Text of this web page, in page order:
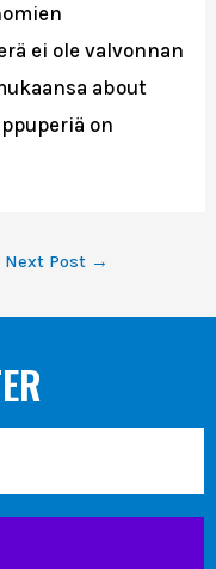
ei ole valvonnan
about
on
Next Post →